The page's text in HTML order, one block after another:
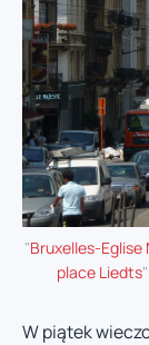
"Bruxelles-Eglise
place Liedts
W piątek